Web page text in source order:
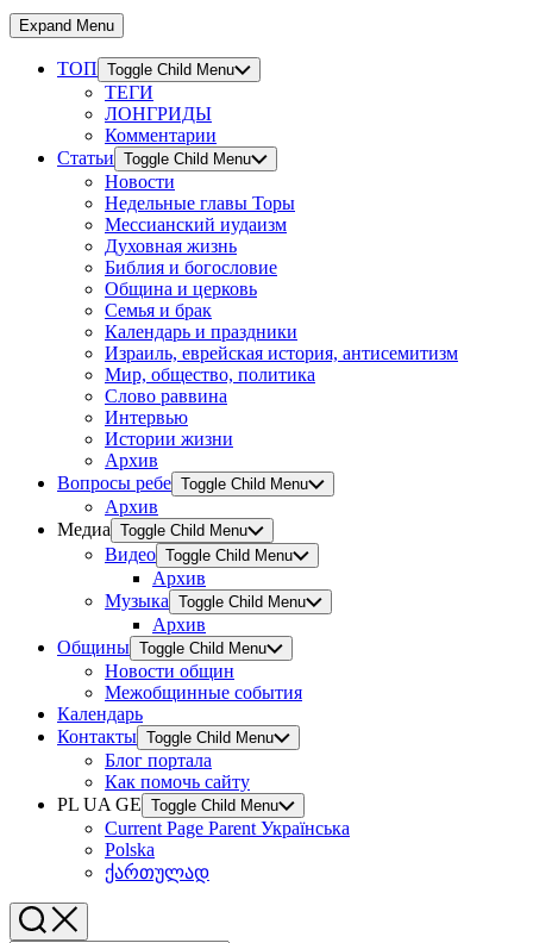
Expand Menu
ТОП Toggle Child Menu
ТЕГИ
ЛОНГРИДЫ
Комментарии
Статьи Toggle Child Menu
Новости
Недельные главы Торы
Мессианский иудаизм
Духовная жизнь
Библия и богословие
Община и церковь
Семья и брак
Календарь и праздники
Израиль, еврейская история, антисемитизм
Мир, общество, политика
Слово раввина
Интервью
Истории жизни
Архив
Вопросы ребе Toggle Child Menu
Архив
Медиа Toggle Child Menu
Видео Toggle Child Menu
Архив
Музыка Toggle Child Menu
Архив
Общины Toggle Child Menu
Новости общин
Межобщинные события
Календарь
Контакты Toggle Child Menu
Блог портала
Как помочь сайту
PL UA GE Toggle Child Menu
Current Page Parent Українська
Polska
ქართულად